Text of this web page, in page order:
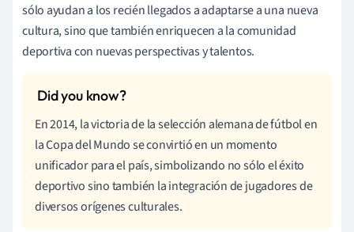
sólo ayudan a los recién llegados a adaptarse a una nueva
cultura, sino que también enriquecen a la comunidad
deportiva con nuevas perspectivas y talentos.
En 2014, la victoria de la selección alemana de fútbol en
la Copa del Mundo se convirtió en un momento
unificador para el país, simbolizando no sólo el éxito
deportivo sino también la integración de jugadores de
diversos orígenes culturales.